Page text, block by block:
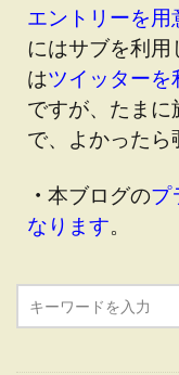
エントリーを用
にはサブを利用
はツイッターを
ですが、たま
で、よかったら
・ 本ブログのプ
なります。